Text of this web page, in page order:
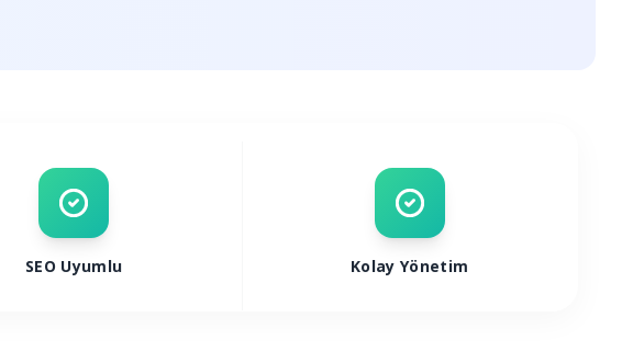
SEO Uyumlu Kolay Yönetim